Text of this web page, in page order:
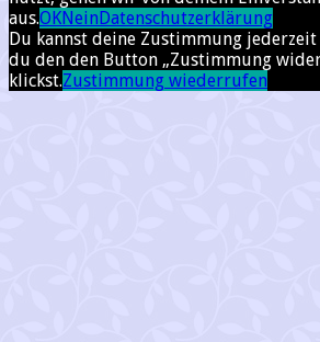
aus.OKNeinDatenschutzerklärung
Du kannst deine Zustimmung
du den den Button „Zustimmung
klickst.Zustimmung wiederrufen